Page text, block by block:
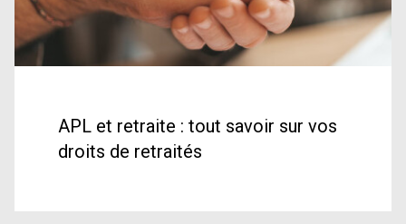
APL et retraite : tout savoir sur vos
droits de retraités